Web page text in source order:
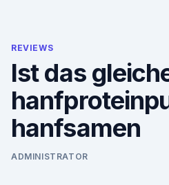
REVIEWS
Ist das
hanfsamen
ADMINISTRATOR